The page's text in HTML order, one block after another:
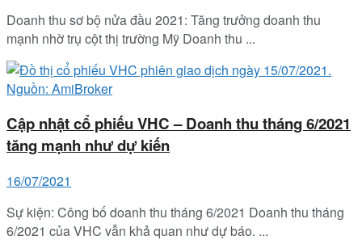
Doanh thu sơ bộ nửa đầu 2021: Tăng trưởng doanh thu
mạnh nhờ trụ cột thị trường Mỹ Doanh thu ...
Cập nhật cổ phiếu VHC – Doanh thu tháng 6/2021
tăng mạnh như dự kiến
16/07/2021
Sự kiện: Công bố doanh thu tháng 6/2021 Doanh thu tháng
6/2021 của VHC vẫn khả quan như dự báo. ...